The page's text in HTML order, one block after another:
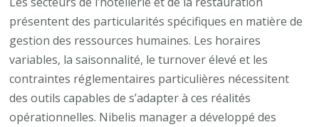
présentent des particularités spécifiques en matière de
gestion des ressources humaines. Les horaires
variables, la saisonnalité, le turnover élevé et les
contraintes réglementaires particulières nécessitent
des outils capables de s’adapter à ces réalités
opérationnelles. Nibelis manager a développé des